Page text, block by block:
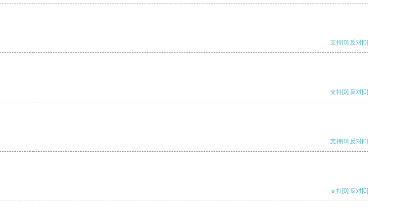
支持[0] 反对[0]
支持[0] 反对[0]
支持[0] 反对[0]
支持[0] 反对[0]